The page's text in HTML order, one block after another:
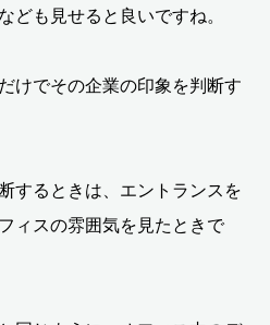
ども見せると良いですね。
けでその企業の印象を判断す
するときは、エントランスを
ィスの雰囲気を見たときで